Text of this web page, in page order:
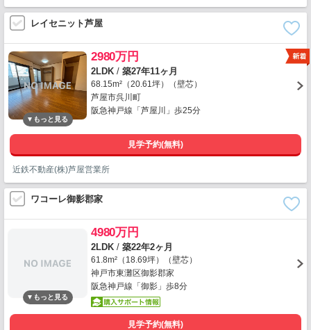
レイセニット芦屋
2980万円
2LDK / 築27年11ヶ月
68.15m²（20.61坪）（壁芯）
芦屋市呉川町
阪急神戸線「芦屋川」歩25分
見学予約(無料)
近鉄不動産(株)芦屋営業所
ワコーレ御影郡家
4980万円
2LDK / 築22年2ヶ月
61.8m²（18.69坪）（壁芯）
神戸市東灘区御影郡家
阪急神戸線「御影」歩8分
見学予約(無料)